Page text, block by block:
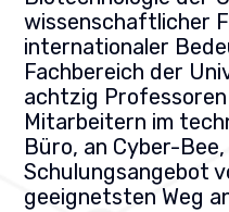
wissenschaftlicher
internationaler
Fachbereich der
achtzig
Mitarbeitern im
Büro, an Cyber-
Schulungsangebot
geeignetsten Weg